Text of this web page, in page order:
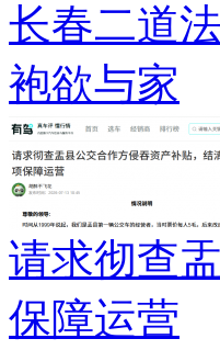
长春二道
袍欲与家
请求彻查
保障运营